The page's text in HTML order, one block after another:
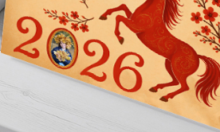
А4
Фото
рамке
10х10
10×15
15×15